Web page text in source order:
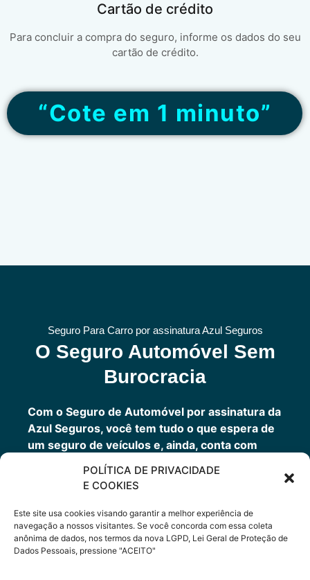
POLÍTICA DE PRIVACIDADE
E COOKIES
Este site usa cookies visando garantir a melhor experiência de
navegação a nossos visitantes. Se você concorda com essa coleta
anônima de dados, nos termos da nova LGPD, Lei Geral de Proteção de
Dados Pessoais, pressione "ACEITO"
Cartão de crédito
Para concluir a compra do seguro, informe os dados do seu
cartão de crédito.
“Cote em 1 minuto”
Seguro Para Carro por assinatura Azul Seguros
O Seguro Automóvel Sem
Burocracia
Com o Seguro de Automóvel por assinatura da
Azul Seguros, você tem tudo o que espera de
um seguro de veículos e, ainda, conta com
outros benefícios disponíveis 24h.
Você tem um seguro completo com a garantia
Porto Seguro.